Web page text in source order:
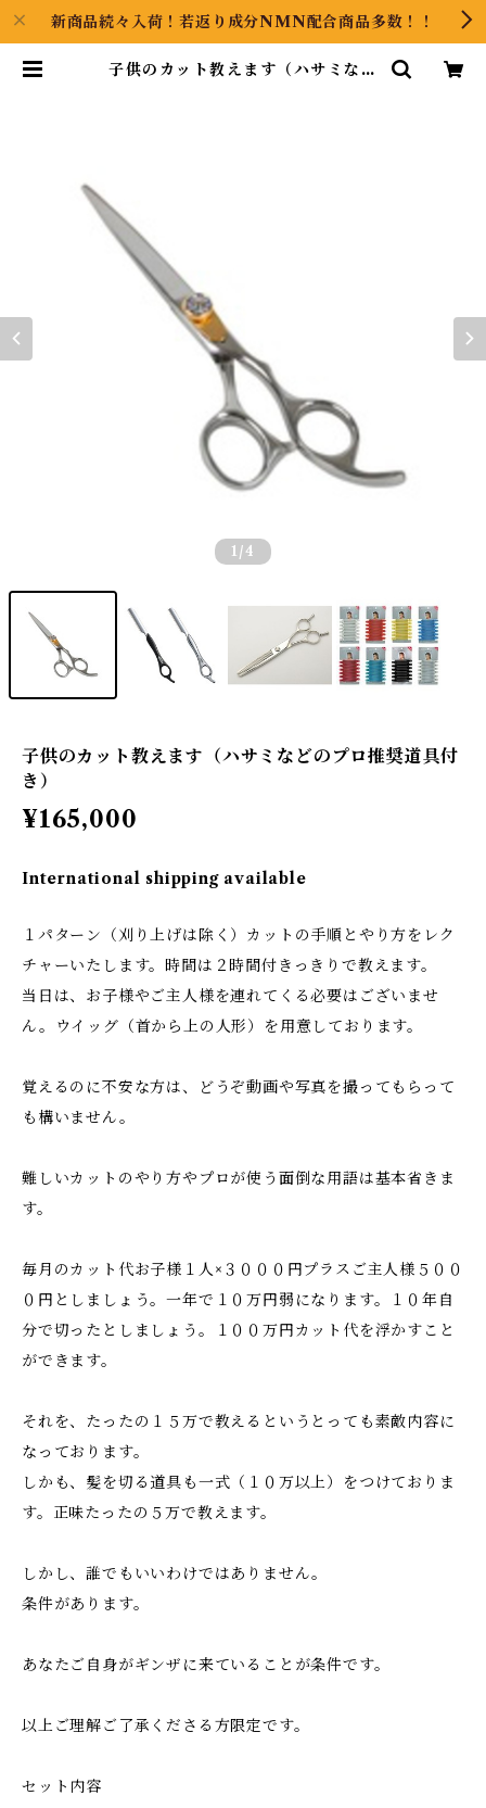
新商品続々入荷！若返り成分NMN配合商品多数！！
子供のカット教えます（ハサミなど
1 /4
子供のカット教えます（ハサミなどのプロ推奨道具付
き）
¥165,000
International shipping available
１パターン（刈り上げは除く）カットの手順とやり方をレク
チャーいたします。時間は２時間付きっきりで教えます。
当日は、お子様やご主人様を連れてくる必要はございませ
ん。ウイッグ（首から上の人形）を用意しております。
覚えるのに不安な方は、どうぞ動画や写真を撮ってもらって
も構いません。
難しいカットのやり方やプロが使う面倒な用語は基本省きま
す。
毎月のカット代お子様１人×３０００円プラスご主人様５００
０円としましょう。一年で１０万円弱になります。１０年自
分で切ったとしましょう。１００万円カット代を浮かすこと
ができます。
それを、たったの１５万で教えるというとっても素敵内容に
なっております。
しかも、髪を切る道具も一式（１０万以上）をつけておりま
す。正味たったの５万で教えます。
しかし、誰でもいいわけではありません。
条件があります。
あなたご自身がギンザに来ていることが条件です。
以上ご理解ご了承くださる方限定です。
セット内容